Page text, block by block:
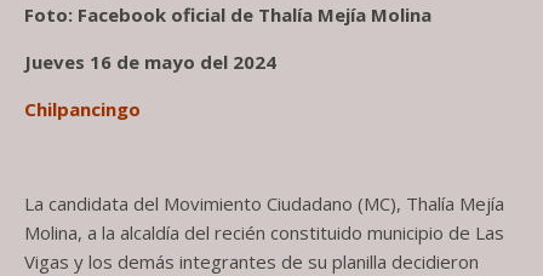
Foto: Facebook oficial de Thalía Mejía Molina
Jueves 16 de mayo del 2024
Chilpancingo
La candidata del Movimiento Ciudadano (MC), Thalía Mejía
Molina, a la alcaldía del recién constituido municipio de Las
Vigas y los demás integrantes de su planilla decidieron